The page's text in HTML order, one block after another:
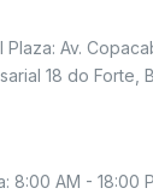
Av.
18 do Forte,
8:00 AM - 18:00